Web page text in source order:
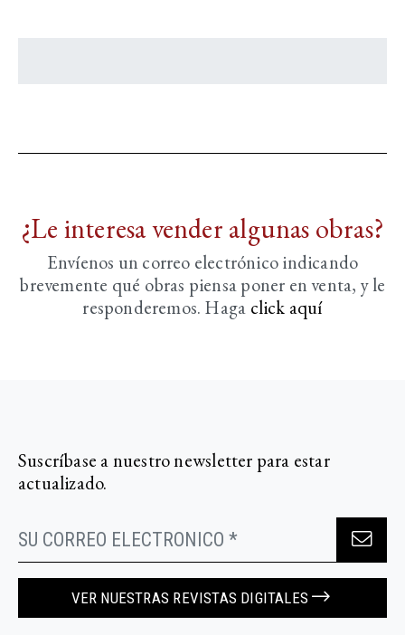
¿Le interesa vender algunas obras?
Envíenos un correo electrónico indicando
brevemente qué obras piensa poner en venta, y le
responderemos. Haga click aquí­
Suscríbase a nuestro newsletter para estar
actualizado.
VER NUESTRAS REVISTAS DIGITALES